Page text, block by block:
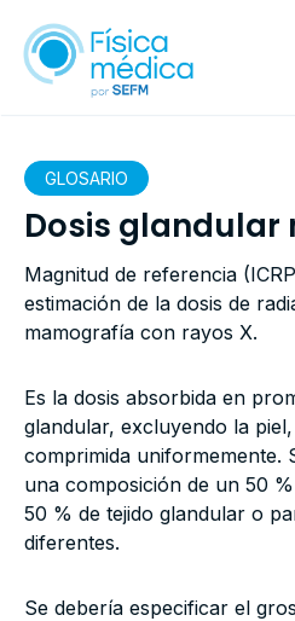
GLOSARIO
Dosis glandular
Magnitud de referencia
estimación de la dosis de
mamografía con rayos X.
Es la dosis absorbida en
glandular, excluyendo la
comprimida uniformemente.
una composición de un 50
50 % de tejido glandular o
diferentes.
Se debería especificar el